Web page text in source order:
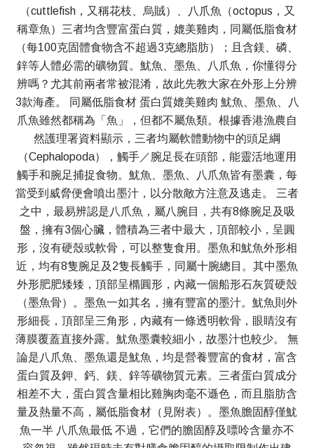
（cuttlefish，又稱花枝、烏賊）、八爪魚（octopus，又
稱章魚）三者均含豐富蛋白質，媲美雞肉，同屬低脂食材
（每100克固體食物含不超過3克總脂肪）；且含鎂、磷、
鋅等人體必需的礦物質。魷魚、墨魚、八爪魚，你懂得分
辨嗎？尤其前兩者常被混淆，故此先教大家在外形上分辨
3款海產。 同屬低脂食材 蛋白質媲美雞肉 魷魚、墨魚、八
爪魚雖然都稱為「魚」，但都不屬魚類。根據香港漁農自
然護理署資料顯示，三者均屬軟體動物中的頭足綱
（Cephalopoda），觸手／腕足長在頭部，能靈活地運用
觸手和腕足捕捉食物。魷魚、墨魚、八爪魚皆有墨囊，每
當受到威脅便會噴出墨汁，以分散敵方注意及逃走。 三者
之中，最易辨認是八爪魚，屬八腕目，共有8條腕足及吸
盤，擁有3個心臟，體積為三者中最大，頂部較小，呈圓
形，沒有硬殼或軟骨，可以整隻食用。墨魚和魷魚外形相
近，均有8隻腕足及2隻長觸手，同屬十腕總目。其中墨魚
外形肥肥矮矮，頂部呈橢圓形，內藏一個船形石灰質硬殼
（墨魚骨）。墨魚一如其名，擁有豐富的墨汁。魷魚則外
形細長，頂部呈三角形，內藏有一條透明軟骨，眼睛沒有
薄膜覆蓋直接外露。魷魚墨囊較細小，故墨汁也較少。 無
論是八爪魚、墨魚還是魷魚，均是營養豐富的食材，富含
蛋白質及鉀、鈣、鎂、鋅等礦物質元素。三者蛋白質成分
相差不大，蛋白質含量相比雞胸肉毫不遜色，而且脂肪含
量及熱量不高，屬低脂食材（見附表）。墨魚膽固醇僅魷
魚一半 八爪魚最低 不過，它們的膽固醇及嘌呤含量亦不